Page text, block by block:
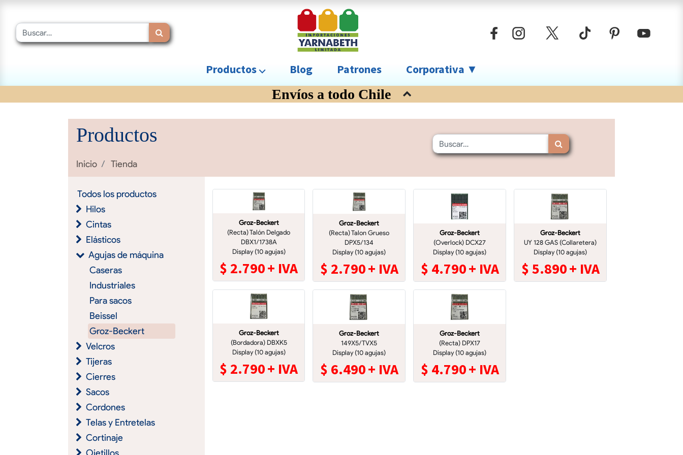
Productos ⌵ Blog Patrones Corporativa ▼
Envíos a todo Chile
Productos
Inicio Tienda
Todos los productos
Hilos
Cintas
Elásticos
Agujas de máquina
Caseras
Industriales
Para sacos
Beissel
Groz-Beckert
Velcros
Tijeras
Cierres
Sacos
Cordones
Telas y Entretelas
Cortinaje
Ojetillos
Groz-Beckert
(Recta) Talón Delgado
DBX1/1738A
Display (10 agujas)
$ 2.790+ IVA
Groz-Beckert
(Recta) Talon Grueso
DPX5/134
Display (10 agujas)
$ 2.790+ IVA
Groz-Beckert
(Overlock) DCX27
Display (10 agujas)
$ 4.790+ IVA
Groz-Beckert
UY 128 GAS (Collaretera)
Display (10 agujas)
$5.890+ IVA
Groz-Beckert
(Bordadora) DBXK5
Display (10 agujas)
$ 2.790+ IVA
Groz-Beckert
149X5/TVX5
Display (10 agujas)
$ 6.490+ IVA
Groz-Beckert
(Recta) DPX17
Display (10 agujas)
$ 4.790+ IVA